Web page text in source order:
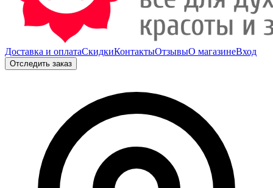
Доставка и оплатаСкидкиКонтактыОтзывыО магазинеВход
Отследить заказ